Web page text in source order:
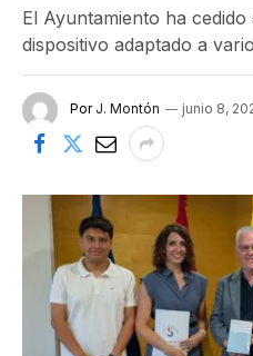
El Ayuntamiento ha
dispositivo adaptado a
Por J. Montón junio 8,